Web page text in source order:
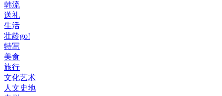
韩流
送礼
生活
壮龄go!
特写
美食
旅行
文化艺术
人文史地